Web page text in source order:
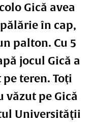
Gică avea
în cap,
palton. Cu 5
jocul Gică a
teren. Toţi
văzut pe Gică
Universităţii